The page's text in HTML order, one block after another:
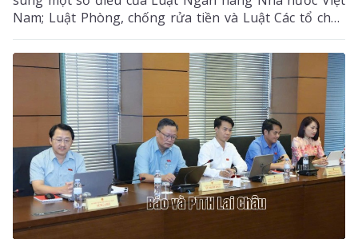
Nam; Luật Phòng, chống rửa tiền và Luật Các tổ chức
tín dụng; Dự thảo Nghị quyết của Quốc hội về công tác
phòng, chống tội phạm và vi phạm pháp luật, công tác
của Viện kiểm sát nhân dân, Tòa án nhân dân và công
tác thi hành án. Đồng chí Sùng A Hồ - Phó Bí thư Tỉnh
ủy, Trưởng Đoàn ĐBQH tỉnh Lai Châu chủ trì phiên
thảo luận tại tổ.